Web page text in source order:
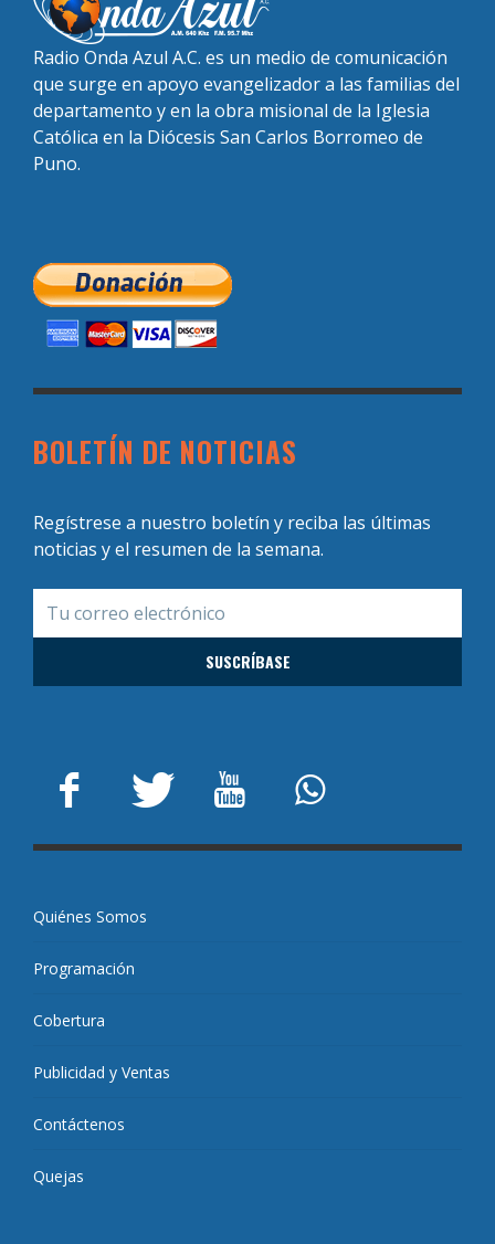
Radio Onda Azul A.C. es un medio de comunicación
que surge en apoyo evangelizador a las familias del
departamento y en la obra misional de la Iglesia
Católica en la Diócesis San Carlos Borromeo de
Puno.
BOLETÍN DE NOTICIAS
Regístrese a nuestro boletín y reciba las últimas
noticias y el resumen de la semana.
Quiénes Somos
Programación
Cobertura
Publicidad y Ventas
Contáctenos
Quejas